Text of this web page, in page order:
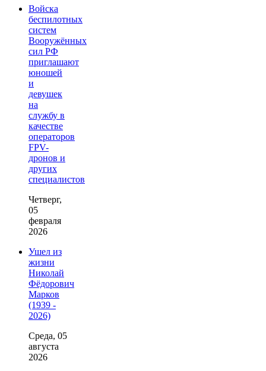
Войска
беспилотных
систем
Вооружённых
сил РФ
приглашают
юношей
и
девушек
на
службу в
качестве
операторов
FPV-
дронов и
других
специалистов
Четверг,
05
февраля
2026
Ушел из
жизни
Николай
Фёдорович
Марков
(1939 -
2026)
Среда, 05
августа
2026